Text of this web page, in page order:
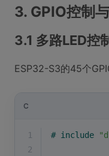
3. GPIO控制
3.1 多路LED控
ESP32-S3的45个
C
1 # include
2